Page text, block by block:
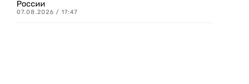
России
07.08.2026 / 17:47